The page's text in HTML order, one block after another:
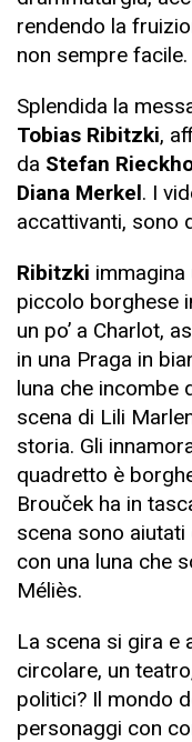
rendendo la
non sempre facile.
Splendida la
Tobias Ribitzki,
da Stefan
Diana Merkel. I
accattivanti, sono
Ribitzki immagina
piccolo borghese
un po’ a Charlot,
in una Praga in
luna che incombe
scena di Lili
storia. Gli
quadretto è
Brouček ha in
scena sono aiutati
con una luna che
Méliès.
La scena si gira e
circolare, un
politici? Il mondo
personaggi con